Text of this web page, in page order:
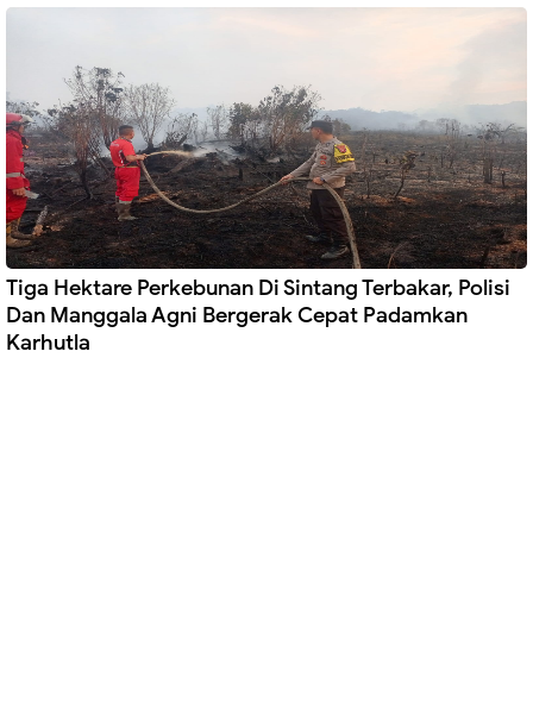
Tiga Hektare Perkebunan Di Sintang Terbakar, Polisi
Dan Manggala Agni Bergerak Cepat Padamkan
Karhutla